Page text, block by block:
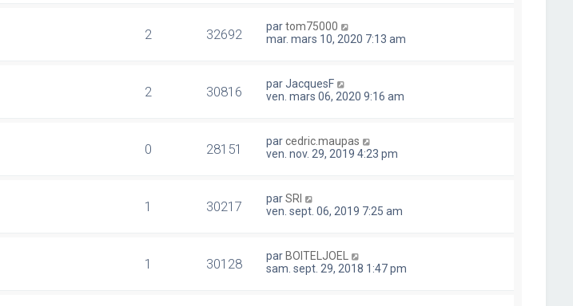
2 32692 partom75000
mar. mars 10, 2020 7:13 am
2 30816 parJacquesF
ven. mars 06, 2020 9:16 am
0 28151 parcedric.maupas
ven. nov. 29, 2019 4:23 pm
1 30217 parSRI
ven. sept. 06, 2019 7:25 am
1 30128 par BOITELJOEL
sam. sept. 29, 2018 1:47 pm